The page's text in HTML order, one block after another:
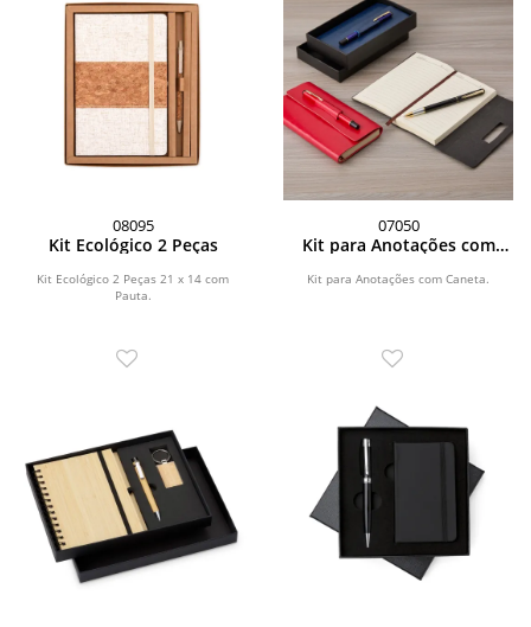
08095
Kit Ecológico 2 Peças
Kit Ecológico 2 Peças 21 x 14 com
Pauta.
07050
Kit para Anotações com
Kit para Anotações com Caneta.